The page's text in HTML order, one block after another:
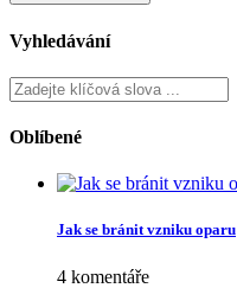
Vyhledávání
Oblíbené
Jak se bránit vzniku oparu
4 komentáře